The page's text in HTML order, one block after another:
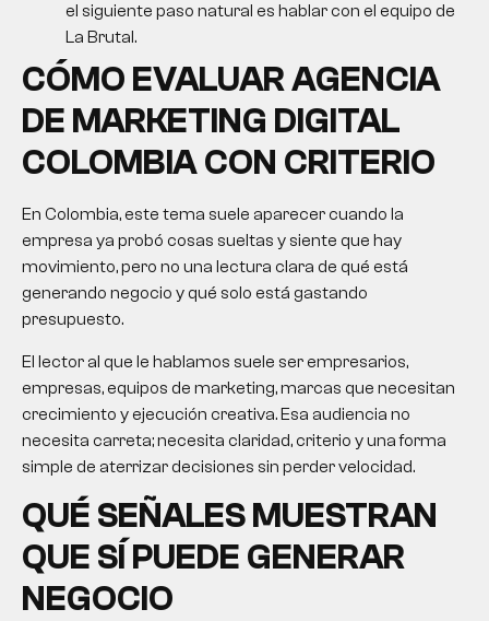
el siguiente paso natural es hablar con el equipo de
La Brutal.
CÓMO EVALUARAGENCIA
DE MARKETING DIGITAL
COLOMBIACON CRITERIO
En Colombia, este tema suele aparecer cuando la
empresa ya probó cosas sueltas y siente que hay
movimiento, pero no una lectura clara de qué está
generando negocio y qué solo está gastando
presupuesto.
El lector al que le hablamos suele ser empresarios,
empresas, equipos de marketing, marcas que necesitan
crecimiento y ejecución creativa. Esa audiencia no
necesita carreta; necesita claridad, criterio y una forma
simple de aterrizar decisiones sin perder velocidad.
QUÉ SEÑALES MUESTRAN
QUE SÍ PUEDE GENERAR
NEGOCIO